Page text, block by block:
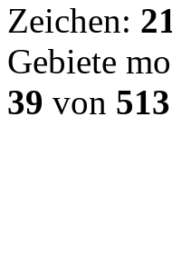
Zeichen:
Gebiete
39 von 513